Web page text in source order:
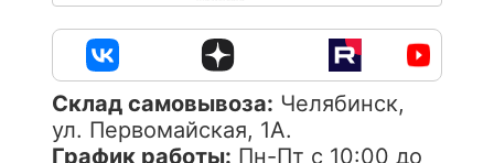
Cклад самовывоза: Челябинск,
ул. Первомайская, 1А.
График работы: Пн-Пт с 10:00 до